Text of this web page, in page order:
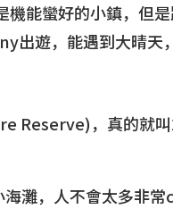
能蠻好的小鎮，但
出遊，能遇到大晴天
Reserve)，真的就
灘，人不會太多非